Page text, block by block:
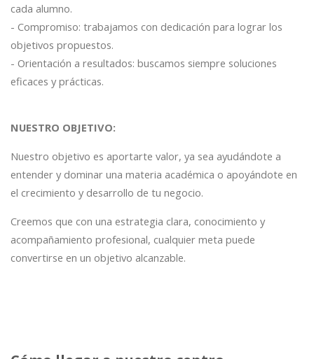
cada alumno.
- Compromiso: trabajamos con dedicación para lograr los
objetivos propuestos.
- Orientación a resultados: buscamos siempre soluciones
eficaces y prácticas.
NUESTRO OBJETIVO:
Nuestro objetivo es aportarte valor, ya sea ayudándote a
entender y dominar una materia académica o apoyándote en
el crecimiento y desarrollo de tu negocio.
Creemos que con una estrategia clara, conocimiento y
acompañamiento profesional, cualquier meta puede
convertirse en un objetivo alcanzable.